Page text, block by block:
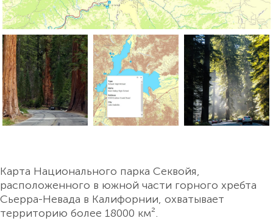
Карта Национального парка Секвойя,
расположенного в южной части горного хребта
Сьерра-Невада в Калифорнии, охватывает
территорию более 18000 км².